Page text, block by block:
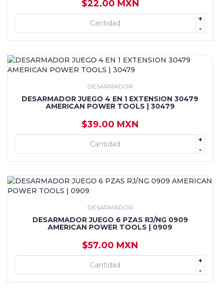
$22.00 MXN
+
-
+ AGREGAR
DESARMADOR
DESARMADOR JUEGO 4 EN 1 EXTENSION 30479
AMERICAN POWER TOOLS | 30479
$39.00 MXN
+
-
+ AGREGAR
DESARMADOR
DESARMADOR JUEGO 6 PZAS RJ/NG 0909
AMERICAN POWER TOOLS | 0909
$57.00 MXN
+
-
+ AGREGAR